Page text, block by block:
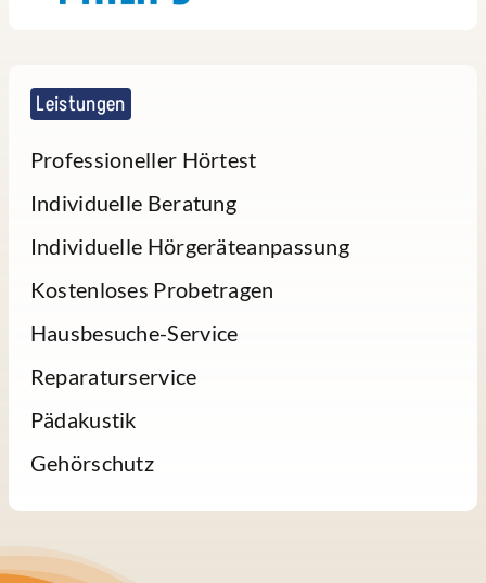
Leistungen
Professioneller Hörtest
Individuelle Beratung
Individuelle Hörgeräteanpassung
Kostenloses Probetragen
Hausbesuche-Service
Reparaturservice
Pädakustik
Gehörschutz